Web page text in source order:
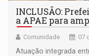
INCLUSÃO:
a APAE para
Comunidade 07
Atuação integrada